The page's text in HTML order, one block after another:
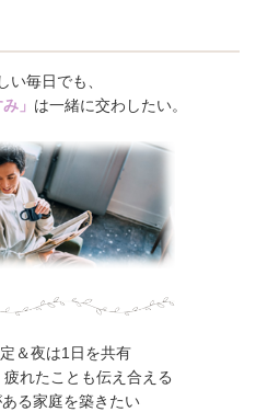
い毎日でも、
」 は一緒に交わしたい。
＆夜は1日を共有
れたことも伝え合える
る家庭を築きたい